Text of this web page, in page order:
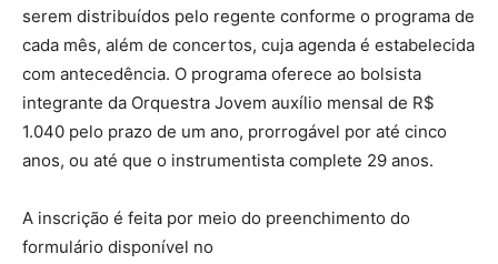
serem distribuídos pelo regente conforme o programa de
cada mês, além de concertos, cuja agenda é estabelecida
com antecedência. O programa oferece ao bolsista
integrante da Orquestra Jovem auxílio mensal de R$
1.040 pelo prazo de um ano, prorrogável por até cinco
anos, ou até que o instrumentista complete 29 anos.
A inscrição é feita por meio do preenchimento do
formulário disponível no